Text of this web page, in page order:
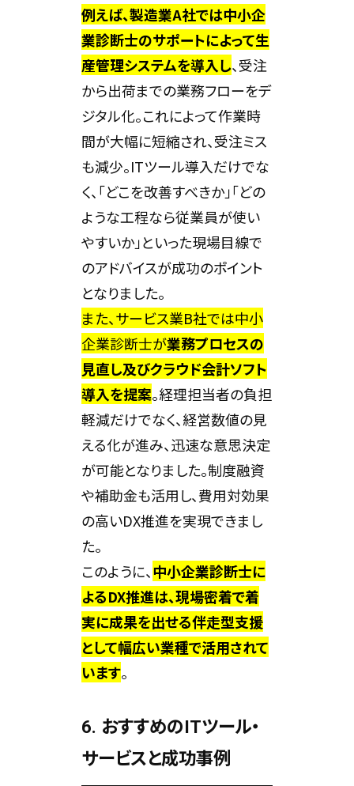
例えば、製造業A社では中小企
業診断士のサポートによって生
産管理システムを導入し、受注
から出荷までの業務フローをデ
ジタル化。これによって作業時
間が大幅に短縮され、受注ミス
も減少。ITツール導入だけでな
く、「どこを改善すべきか」「どの
ような工程なら従業員が使い
やすいか」といった現場目線で
のアドバイスが成功のポイント
となりました。
また、サービス業B社では中小
企業診断士が業務プロセスの
見直し及びクラウド会計ソフト
導入を提案。経理担当者の負担
軽減だけでなく、経営数値の見
える化が進み、迅速な意思決定
が可能となりました。制度融資
や補助金も活用し、費用対効果
の高いDX推進を実現できまし
た。
このように、中小企業診断士に
よるDX推進は、現場密着で着
実に成果を出せる伴走型支援
として幅広い業種で活用されて
います。
6. おすすめのITツール・
サービスと成功事例